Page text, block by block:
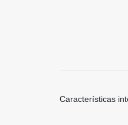
Características